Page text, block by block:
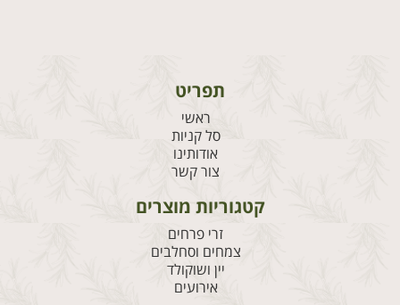
תפריט
ראשי
סל קניות
אודותינו
צור קשר
קטגוריות מוצרים
זרי פרחים
צמחים וסחלבים
יין ושוקולד
אירועים